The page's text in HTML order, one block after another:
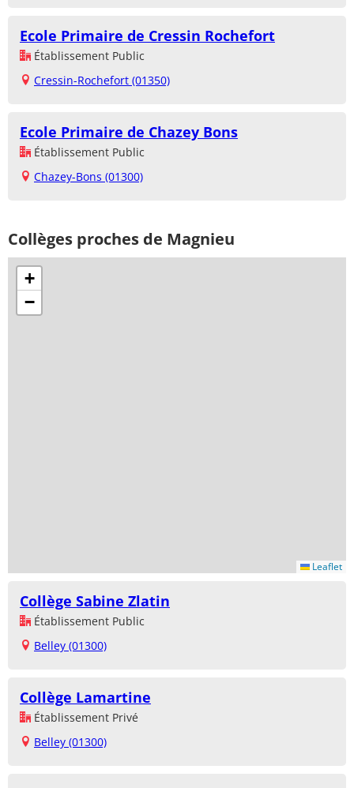
Ecole Primaire de Cressin Rochefort
Établissement Public
Cressin-Rochefort (01350)
Ecole Primaire de Chazey Bons
Établissement Public
Chazey-Bons (01300)
Collèges proches de Magnieu
+
−
Leaflet
Collège Sabine Zlatin
Établissement Public
Belley (01300)
Collège Lamartine
Établissement Privé
Belley (01300)